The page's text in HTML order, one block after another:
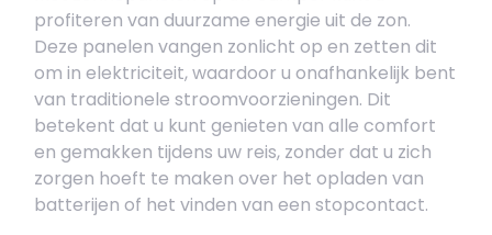
profiteren van duurzame energie uit de zon.
Deze panelen vangen zonlicht op en zetten dit
om in elektriciteit, waardoor u onafhankelijk bent
van traditionele stroomvoorzieningen. Dit
betekent dat u kunt genieten van alle comfort
en gemakken tijdens uw reis, zonder dat u zich
zorgen hoeft te maken over het opladen van
batterijen of het vinden van een stopcontact.